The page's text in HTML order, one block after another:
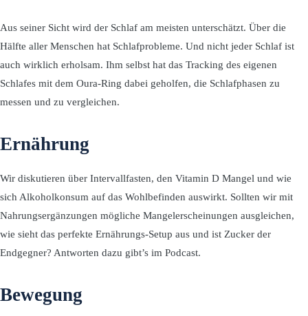
Aus seiner Sicht wird der Schlaf am meisten unterschätzt. Über die
Hälfte aller Menschen hat Schlafprobleme. Und nicht jeder Schlaf ist
auch wirklich erholsam. Ihm selbst hat das Tracking des eigenen
Schlafes mit dem Oura-Ring dabei geholfen, die Schlafphasen zu
messen und zu vergleichen.
Ernährung
Wir diskutieren über Intervallfasten, den Vitamin D Mangel und wie
sich Alkoholkonsum auf das Wohlbefinden auswirkt. Sollten wir mit
Nahrungsergänzungen mögliche Mangelerscheinungen ausgleichen,
wie sieht das perfekte Ernährungs-Setup aus und ist Zucker der
Endgegner? Antworten dazu gibt’s im Podcast.
Bewegung